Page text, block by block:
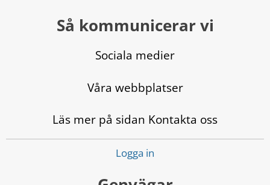
Så kommunicerar vi
Sociala medier
Våra webbplatser
Läs mer på sidan Kontakta oss
Logga in